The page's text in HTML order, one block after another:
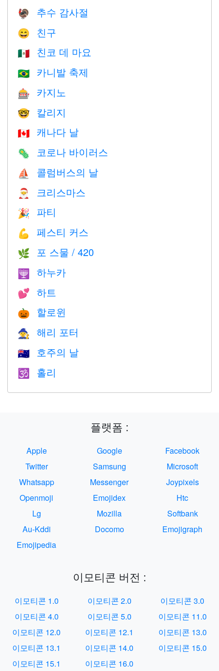
🦃 추수 감사절
😄 친구
🇲🇽 친코 데 마요
🇧🇷 카니발 축제
🎰 카지노
🤓 칼리지
🇨🇦 캐나다 날
🦠 코로나 바이러스
⛵️ 콜럼버스의 날
🎅 크리스마스
🎉 파티
💪 페스티 커스
🌿 포 스물 / 420
🕎 하누카
💕 하트
🎃 할로윈
🧙 해리 포터
🇦🇺 호주의 날
🕉 홀리
플랫폼 :
Apple Google
Facebook
Twitter
Samsung
Microsoft
Whatsapp
Messenger
Joypixels
Openmoji
Emojidex
Htc
Lg
Mozilla
Softbank
Au-Kddi
Docomo
Emojigraph
Emojipedia
이모티콘 버전 :
이모티콘 1.0 이모티콘 2.0
이모티콘 3.0
이모티콘 4.0
이모티콘 5.0
이모티콘 11.0
이모티콘 12.0
이모티콘 12.1
이모티콘 13.0
이모티콘 13.1
이모티콘 14.0
이모티콘 15.0
이모티콘 15.1
이모티콘 16.0